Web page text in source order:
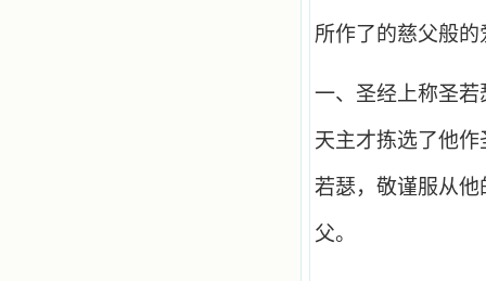
所作了的慈父般
一、圣经上称圣
天主才拣选了他
若瑟，敬谨服从
父。